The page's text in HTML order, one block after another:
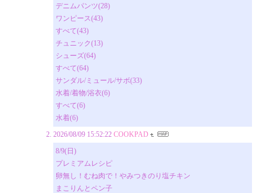
デニムパンツ(28)
ワンピース(43)
すべて(43)
チュニック(13)
シューズ(64)
すべて(64)
サンダル/ミュール/サボ(33)
水着/着物/浴衣(6)
すべて(6)
水着(6)
2026/08/09 15:52:22 COOKPAD
8/9(日)
プレミアムレシピ
卵無し！むね肉で！やみつきのり塩チキン
まこりんとペン子